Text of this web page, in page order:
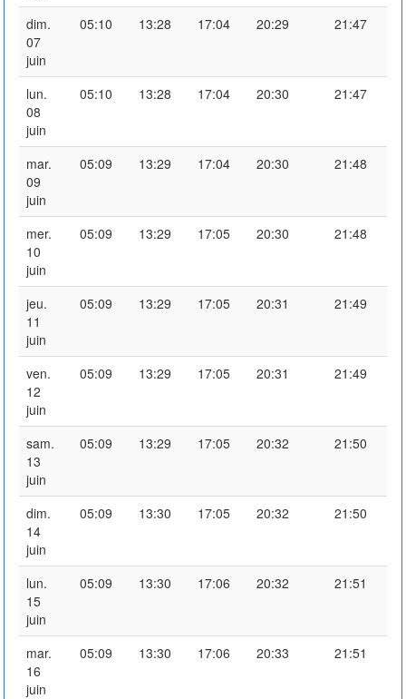
dim.
07
juin
05:10 13:28 17:04 20:29 21:47
lun.
08
juin
05:10 13:28 17:04 20:30 21:47
mar.
09
juin
05:09 13:29 17:04 20:30 21:48
mer.
10
juin
05:09 13:29 17:05 20:30 21:48
jeu.
11
juin
05:09 13:29 17:05 20:31 21:49
ven.
12
juin
05:09 13:29 17:05 20:31 21:49
sam.
13
juin
05:09 13:29 17:05 20:32 21:50
dim.
14
juin
05:09 13:30 17:05 20:32 21:50
lun.
15
juin
05:09 13:30 17:06 20:32 21:51
mar.
16
juin
05:09 13:30 17:06 20:33 21:51